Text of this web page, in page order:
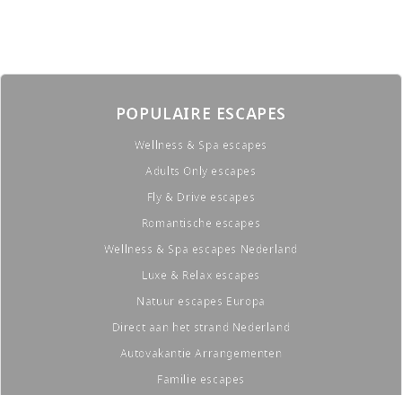
POPULAIRE ESCAPES
Wellness & Spa escapes
Adults Only escapes
Fly & Drive escapes
Romantische escapes
Wellness & Spa escapes Nederland
Luxe & Relax escapes
Natuur escapes Europa
Direct aan het strand Nederland
Autovakantie Arrangementen
Familie escapes